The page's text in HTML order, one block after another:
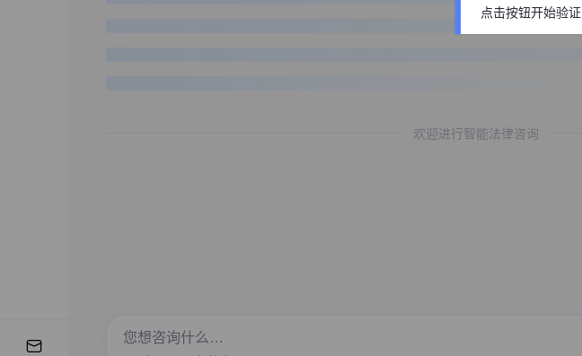
欢迎进行智能法律咨询
点击按钮开始验证